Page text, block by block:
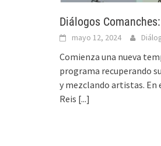
Diálogos
mayo 12, 2024
Comienza una nueva
programa recuperando
y mezclando artistas. En
Reis [...]